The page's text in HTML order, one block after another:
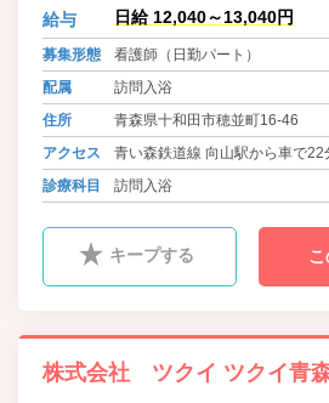
業となる
大につき
給与 日給 12,040～13,040円
募集形態
看護師（日勤パート）
配属
訪問入浴
住所
青森県十和田市穂並町16-46
アクセス
青い森鉄道線 向山駅から車で22
診療科目
訪問入浴
キープする
株式会社 ツクイ ツクイ青